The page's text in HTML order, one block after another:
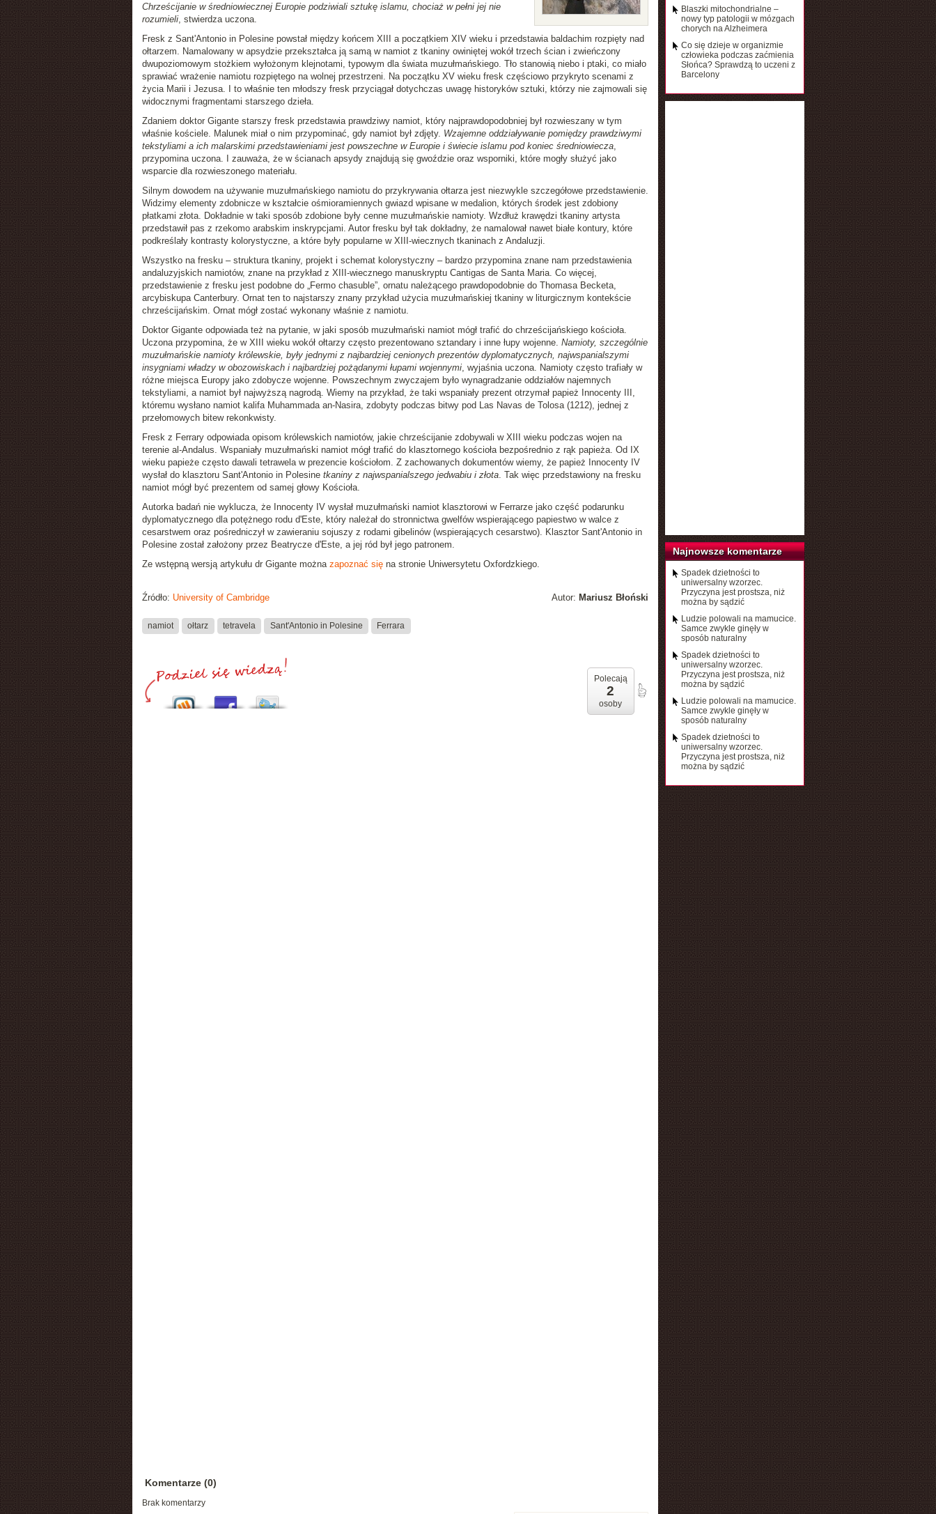
Chrześcijanie w średniowiecznej Europie podziwiali sztukę islamu, chociaż w pełni jej nie
rozumieli, stwierdza uczona.
Fresk z Sant'Antonio in Polesine powstał między końcem XIII a początkiem XIV wieku i przedstawia baldachim rozpięty nad
ołtarzem. Namalowany w apsydzie przekształca ją samą w namiot z tkaniny owiniętej wokół trzech ścian i zwieńczony
dwupoziomowym stożkiem wyłożonym klejnotami, typowym dla świata muzułmańskiego. Tło stanowią niebo i ptaki, co miało
sprawiać wrażenie namiotu rozpiętego na wolnej przestrzeni. Na początku XV wieku fresk częściowo przykryto scenami z
życia Marii i Jezusa. I to właśnie ten młodszy fresk przyciągał dotychczas uwagę historyków sztuki, którzy nie zajmowali się
widocznymi fragmentami starszego dzieła.
Zdaniem doktor Gigante starszy fresk przedstawia prawdziwy namiot, który najprawdopodobniej był rozwieszany w tym
właśnie kościele. Malunek miał o nim przypominać, gdy namiot był zdjęty. Wzajemne oddziaływanie pomiędzy prawdziwymi
tekstyliami a ich malarskimi przedstawieniami jest powszechne w Europie i świecie islamu pod koniec średniowiecza,
przypomina uczona. I zauważa, że w ścianach apsydy znajdują się gwoździe oraz wsporniki, które mogły służyć jako
wsparcie dla rozwieszonego materiału.
Silnym dowodem na używanie muzułmańskiego namiotu do przykrywania ołtarza jest niezwykle szczegółowe przedstawienie.
Widzimy elementy zdobnicze w kształcie ośmioramiennych gwiazd wpisane w medalion, których środek jest zdobiony
płatkami złota. Dokładnie w taki sposób zdobione były cenne muzułmańskie namioty. Wzdłuż krawędzi tkaniny artysta
przedstawił pas z rzekomo arabskim inskrypcjami. Autor fresku był tak dokładny, że namalował nawet białe kontury, które
podkreślały kontrasty kolorystyczne, a które były popularne w XIII-wiecznych tkaninach z Andaluzji.
Wszystko na fresku – struktura tkaniny, projekt i schemat kolorystyczny – bardzo przypomina znane nam przedstawienia
andaluzyjskich namiotów, znane na przykład z XIII-wiecznego manuskryptu Cantigas de Santa Maria. Co więcej,
przedstawienie z fresku jest podobne do „Fermo chasuble”, ornatu należącego prawdopodobnie do Thomasa Becketa,
arcybiskupa Canterbury. Ornat ten to najstarszy znany przykład użycia muzułmańskiej tkaniny w liturgicznym kontekście
chrześcijańskim. Ornat mógł zostać wykonany właśnie z namiotu.
Doktor Gigante odpowiada też na pytanie, w jaki sposób muzułmański namiot mógł trafić do chrześcijańskiego kościoła.
Uczona przypomina, że w XIII wieku wokół ołtarzy często prezentowano sztandary i inne łupy wojenne. Namioty, szczególnie
muzułmańskie namioty królewskie, były jednymi z najbardziej cenionych prezentów dyplomatycznych, najwspanialszymi
insygniami władzy w obozowiskach i najbardziej pożądanymi łupami wojennymi, wyjaśnia uczona. Namioty często trafiały w
różne miejsca Europy jako zdobycze wojenne. Powszechnym zwyczajem było wynagradzanie oddziałów najemnych
tekstyliami, a namiot był najwyższą nagrodą. Wiemy na przykład, że taki wspaniały prezent otrzymał papież Innocenty III,
któremu wysłano namiot kalifa Muhammada an-Nasira, zdobyty podczas bitwy pod Las Navas de Tolosa (1212), jednej z
przełomowych bitew rekonkwisty.
Fresk z Ferrary odpowiada opisom królewskich namiotów, jakie chrześcijanie zdobywali w XIII wieku podczas wojen na
terenie al-Andalus. Wspaniały muzułmański namiot mógł trafić do klasztornego kościoła bezpośrednio z rąk papieża. Od IX
wieku papieże często dawali tetrawela w prezencie kościołom. Z zachowanych dokumentów wiemy, że papież Innocenty IV
wysłał do klasztoru Sant'Antonio in Polesine tkaniny z najwspanialszego jedwabiu i złota. Tak więc przedstawiony na fresku
namiot mógł być prezentem od samej głowy Kościoła.
Autorka badań nie wyklucza, że Innocenty IV wysłał muzułmański namiot klasztorowi w Ferrarze jako część podarunku
dyplomatycznego dla potężnego rodu d'Este, który należał do stronnictwa gwelfów wspierającego papiestwo w walce z
cesarstwem oraz pośredniczył w zawieraniu sojuszy z rodami gibelinów (wspierających cesarstwo). Klasztor Sant'Antonio in
Polesine został założony przez Beatrycze d'Este, a jej ród był jego patronem.
Ze wstępną wersją artykułu dr Gigante można zapoznać sięna stronie Uniwersytetu Oxfordzkiego.
Autor: Mariusz Błoński
Źródło: University of Cambridge
namiot ołtarz tetravela Sant'Antonio in Polesine Ferrara
Polecają
2
osoby
Komentarze (0)
Brak komentarzy
Blaszki mitochondrialne –
nowy typ patologii w mózgach
chorych na Alzheimera
Co się dzieje w organizmie
człowieka podczas zaćmienia
Słońca? Sprawdzą to uczeni z
Barcelony
Najnowsze komentarze
Spadek dzietności to
uniwersalny wzorzec.
Przyczyna jest prostsza, niż
można by sądzić
Ludzie polowali na mamucice.
Samce zwykle ginęły w
sposób naturalny
Spadek dzietności to
uniwersalny wzorzec.
Przyczyna jest prostsza, niż
można by sądzić
Ludzie polowali na mamucice.
Samce zwykle ginęły w
sposób naturalny
Spadek dzietności to
uniwersalny wzorzec.
Przyczyna jest prostsza, niż
można by sądzić